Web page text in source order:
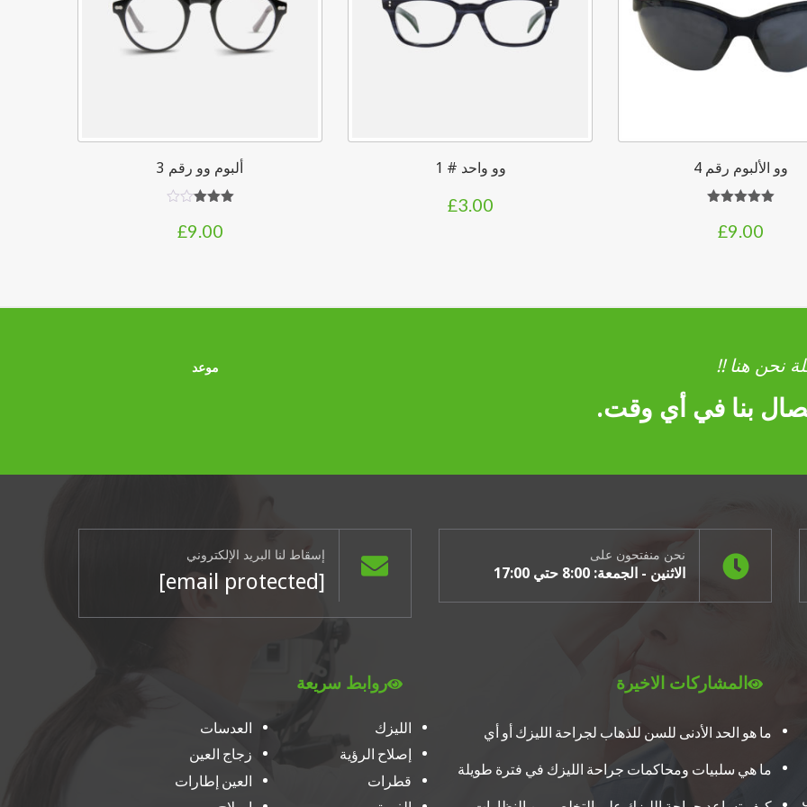
وو الألبوم رقم 4
5.00من 5£9.00
وو واحد # 1
£3.00
ألبوم وو رقم 3
التقييم
3.00
£9.00
نحن هنا !!
بنا في أي وقت.
موعد
نحن منفتحون على
الاثنين - الجمعة: 8:00 حتي 17:00
إسقاط لنا البريد الإلكتروني
[email protected]
المشاركات الاخيرة
ما هو الحد الأدنى للسن للذهاب لجراحة الليزك أو أي
ما هي سلبيات ومحاكمات جراحة الليزك في فترة طويلة
روابط سريعة
العدسات
الليزك
زجاج العين
إصلاح الرؤية
العين إطارات
قطرات